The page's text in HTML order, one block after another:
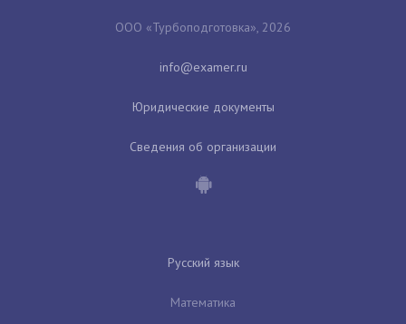
ООО «Турбоподготовка», 2026
Юридические документы
Сведения об организации
Русский язык
Математика